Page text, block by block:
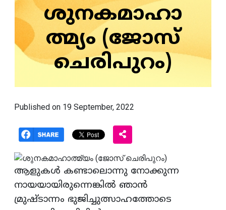
ശുനകമാഹാ
ത്മ്യം (ജോസ്
ചെരിപുറം)
Published on 19 September, 2022
ആളുകള്‍ കണ്ടാലൊന്നു നോക്കുന്ന
നായയായിരുന്നെങ്കില്‍ ഞാന്‍
മ്രുഷ്ടാന്നം ഭുജിച്ചുത്സാഹത്തോടെ